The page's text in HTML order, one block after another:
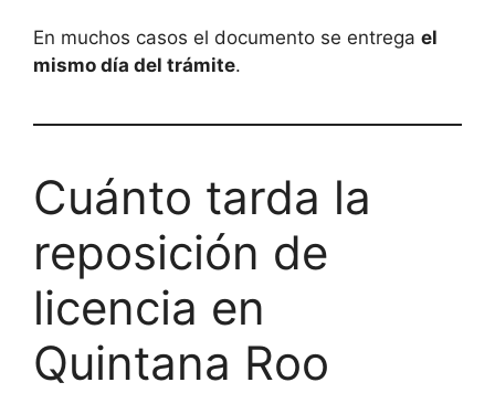
En muchos casos el documento se entrega el
mismo día del trámite.
Cuánto tarda la
reposición de
licencia en
Quintana Roo